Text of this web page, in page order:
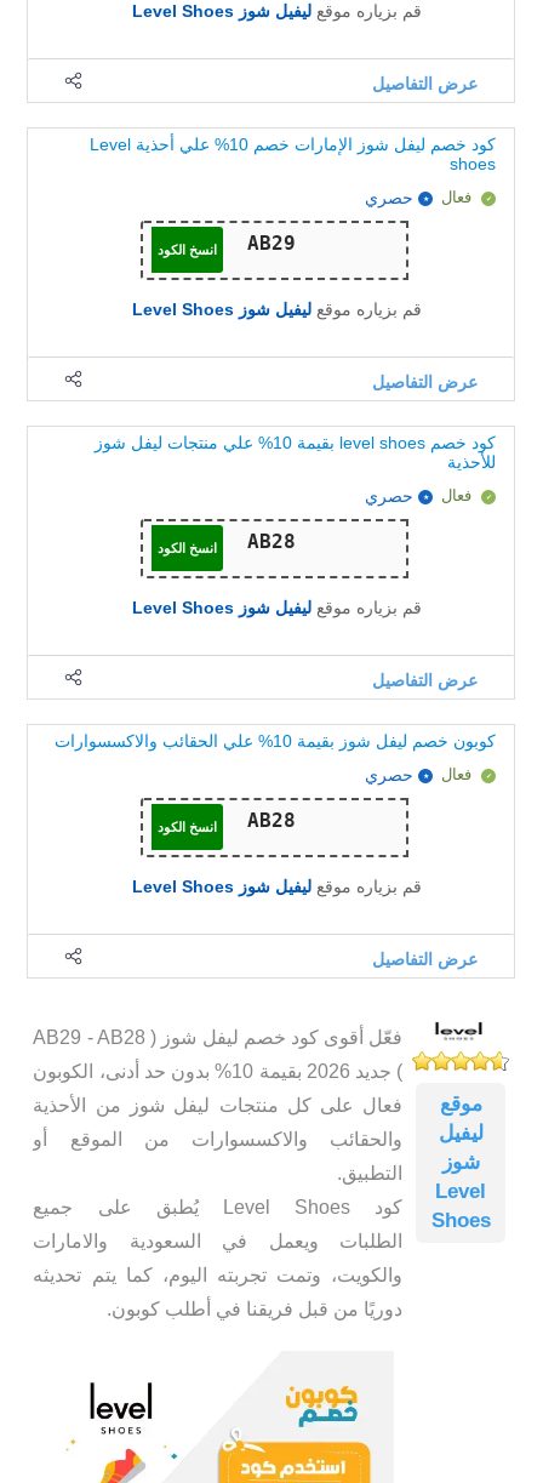
قم بزياره موقعليفيل شوز Level Shoes
عرض التفاصيل
كود خصم ليفل شوز الإمارات خصم 10% علي أحذية Level
shoes
فعال حصري
انسخ الكود
قم بزياره موقعليفيل شوز Level Shoes
عرض التفاصيل
كود خصم level shoes بقيمة 10% علي منتجات ليفل شوز
للأحذية
فعال حصري
انسخ الكود
قم بزياره موقعليفيل شوز Level Shoes
عرض التفاصيل
كوبون خصم ليفل شوز بقيمة 10% علي الحقائب والاكسسوارات
فعال حصري
انسخ الكود
قم بزياره موقعليفيل شوز Level Shoes
عرض التفاصيل
موقع
ليفيل
شوز
Level
Shoes
فعّل أقوى كود خصم ليفل شوز ( AB29 - AB28
) جديد 2026 بقيمة 10% بدون حد أدنى، الكوبون
فعال على كل منتجات ليفل شوز من الأحذية
والحقائب والاكسسوارات من الموقع أو
التطبيق.
كود Level Shoes يُطبق على جميع
الطلبات ويعمل في السعودية والامارات
والكويت، وتمت تجربته اليوم، كما يتم تحديثه
دوريًا من قبل فريقنا في أطلب كوبون.